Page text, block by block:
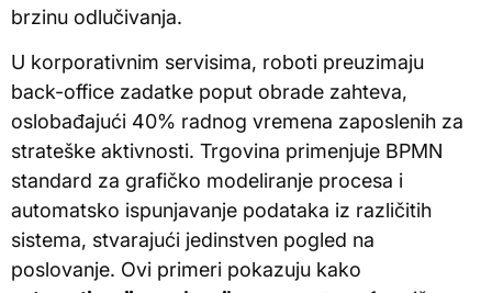
brzinu odlučivanja.
U korporativnim servisima, roboti preuzimaju
back-office zadatke poput obrade zahteva,
oslobađajući 40% radnog vremena zaposlenih za
strateške aktivnosti. Trgovina primenjuje BPMN
standard za grafičko modeliranje procesa i
automatsko ispunjavanje podataka iz različitih
sistema, stvarajući jedinstven pogled na
poslovanje. Ovi primeri pokazuju kako